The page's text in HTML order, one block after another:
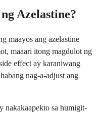
Azelastine?
maayos ang azelastine
maaari itong magdulot ng
effect ay karaniwang
nag-a-adjust ang
nakakaapekto sa humigit-